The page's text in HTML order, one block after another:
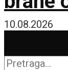
10.08.2026